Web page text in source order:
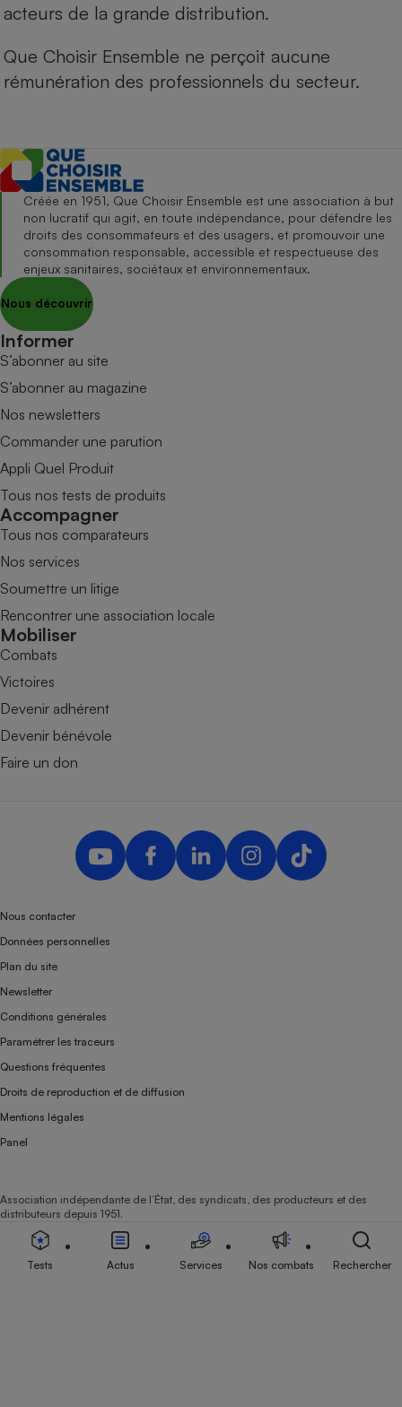
acteurs de la grande distribution.
Que Choisir Ensemble ne perçoit aucune
rémunération des professionnels du secteur.
Créée en 1951, Que Choisir Ensemble est une association à but
non lucratif qui agit, en toute indépendance, pour défendre les
droits des consommateurs et des usagers, et promouvoir une
consommation responsable, accessible et respectueuse des
enjeux sanitaires, sociétaux et environnementaux.
Nous découvrir
Informer
S’abonner au site
S’abonner au magazine
Nos newsletters
Commander une parution
Appli Quel Produit
Tous nos tests de produits
Accompagner
Tous nos comparateurs
Nos services
Soumettre un litige
Rencontrer une association locale
Mobiliser
Combats
Victoires
Devenir adhérent
Devenir bénévole
Faire un don
Nous contacter
Données personnelles
Plan du site
Newsletter
Conditions générales
Paramétrer les traceurs
Questions fréquentes
Droits de reproduction et de diffusion
Mentions légales
Panel
Association indépendante de l’État, des syndicats, des producteurs et des
distributeurs depuis 1951.
Tests Actus Services Nos combats Rechercher